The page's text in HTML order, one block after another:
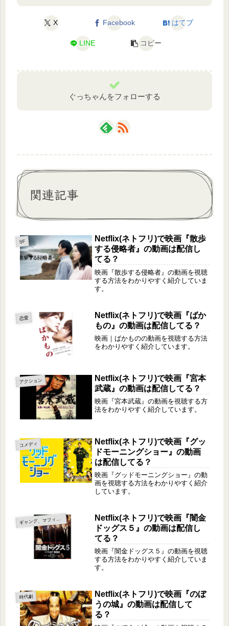
X Facebook はてブ
LINE コピー
ぐっちゃんをフォローする
関連記事
SF
Netflix(ネトフリ)で映画『散歩
する侵略者』の動画は配信し
てる？
映画『散歩する侵略者』の動画を視聴
する方法をわかりやすく紹介していま
す。
恋愛
Netflix(ネトフリ)で映画『ばか
もの』の動画は配信してる？
映画｜ばかものの動画を視聴する方法
をわかりやすく紹介しています。
アクション
Netflix(ネトフリ)で映画『宮本
武蔵』の動画は配信してる？
映画『宮本武蔵』の動画を視聴する方
法をわかりやすく紹介しています。
コメディ
Netflix(ネトフリ)で映画『グッ
ドモーニングショー』の動画
は配信してる？
映画『グッドモーニングショー』の動
画を視聴する方法をわかりやすく紹介
しています。
ギ ャング、マフィア、ヤクザ
Netflix(ネトフリ)で映画『闇金
ドッグス５』の動画は配信し
てる？
映画『闇金ドッグス５』の動画を視聴
する方法をわかりやすく紹介していま
す。
時代劇
Netflix(ネトフリ)で映画『のぼ
うの城』の動画は配信して
る？